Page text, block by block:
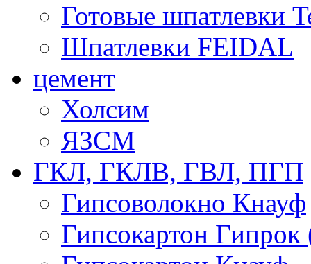
Готовые шпатлевки
Шпатлевки FEIDAL
цемент
Холсим
ЯЗCМ
ГКЛ, ГКЛВ, ГВЛ, ПГП
Гипсоволокно Кнауф
Гипсокартон Гипрок